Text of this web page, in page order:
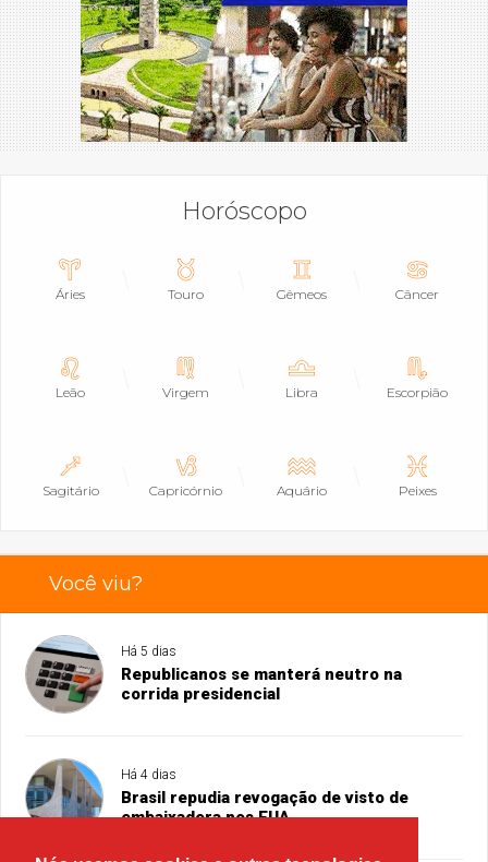
Horóscopo
Áries Touro Gêmeos Câncer
Leão Virgem Libra Escorpião
Sagitário Capricórnio Aquário Peixes
Você viu?
Há 5 dias
Republicanos se manterá neutro na
corrida presidencial
Há 4 dias
Brasil repudia revogação de visto de
embaixadora nos EUA